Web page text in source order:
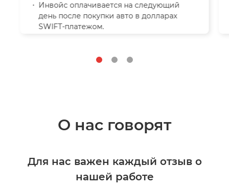
Инвойс оплачивается на следующий
день после покупки авто в долларах
SWIFT-платежом.
О нас говорят
Для нас важен каждый отзыв о
нашей работе